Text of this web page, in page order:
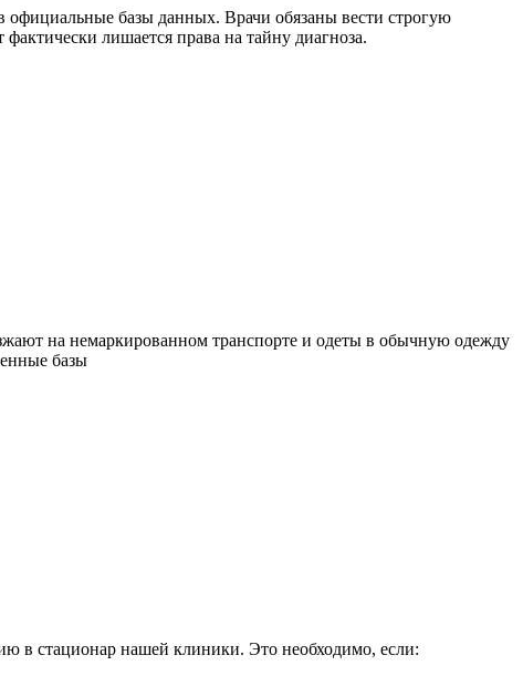
официальные базы данных. Врачи обязаны вести строгую
лишается права на тайну диагноза.
на немаркированном транспорте и одеты в обычную одежду
базы
в стационар нашей клиники. Это необходимо, если: